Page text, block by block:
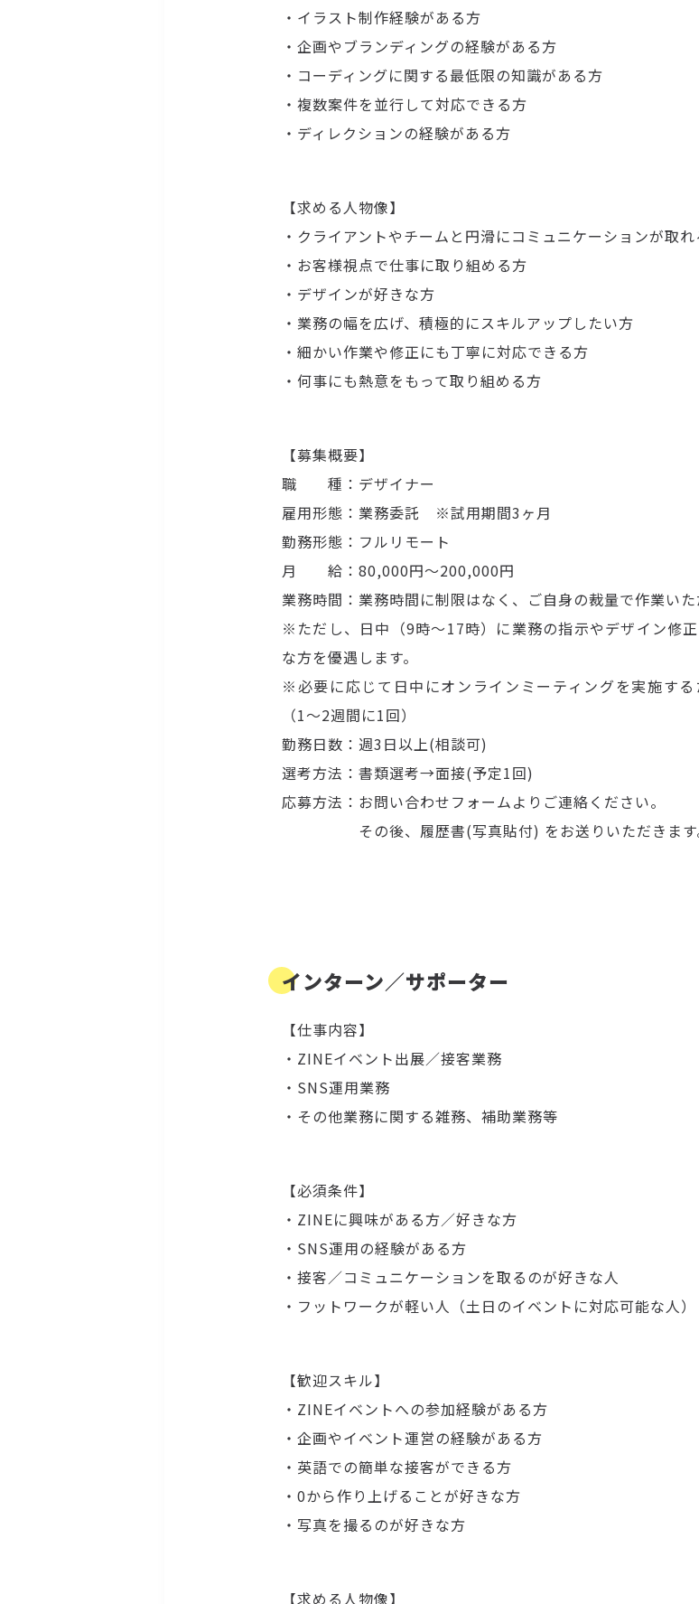
・イラスト制作経験がある方
・企画やブランディングの経験がある方
・コーディングに関する最低限の知識がある方
・複数案件を並行して対応できる方
・ディレクションの経験がある方
【求める人物像】
・クライアントやチームと円滑にコミュニケーションが取れ
・お客様視点で仕事に取り組める方
・デザインが好きな方
・業務の幅を広げ、積極的にスキルアップしたい方
・細かい作業や修正にも丁寧に対応できる方
・何事にも熱意をもって取り組める方
【募集概要】
職 種：デザイナー
雇用形態：業務委託 ※試用期間3ヶ月
勤務形態：フルリモート
月 給：80,000円〜200,000円
業務時間：業務時間に制限はなく、ご自身の裁量で作業いた
※ただし、日中（9時〜17時）に業務の指示やデザイン修
な方を優遇します。
※必要に応じて日中にオンラインミーティングを実施する
（1〜2週間に1回）
勤務日数：週3日以上(相談可)
選考方法：書類選考→面接(予定1回)
応募方法：お問い合わせフォームよりご連絡ください。
その後、履歴書(写真貼付) をお送りいただきます
インターン／サポーター
【仕事内容】
・ZINEイベント出展／接客業務
・SNS運用業務
・その他業務に関する雑務、補助業務等
【必須条件】
・ZINEに興味がある方／好きな方
・SNS運用の経験がある方
・接客／コミュニケーションを取るのが好きな人
・フットワークが軽い人（土日のイベントに対応可能な人）
【歓迎スキル】
・ZINEイベントへの参加経験がある方
・企画やイベント運営の経験がある方
・英語での簡単な接客ができる方
・0から作り上げることが好きな方
・写真を撮るのが好きな方
【求める人物像】